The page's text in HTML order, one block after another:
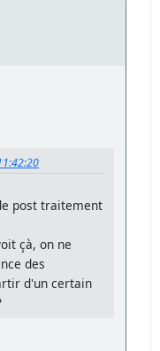
post traitement
çà, on ne
des
d'un certain